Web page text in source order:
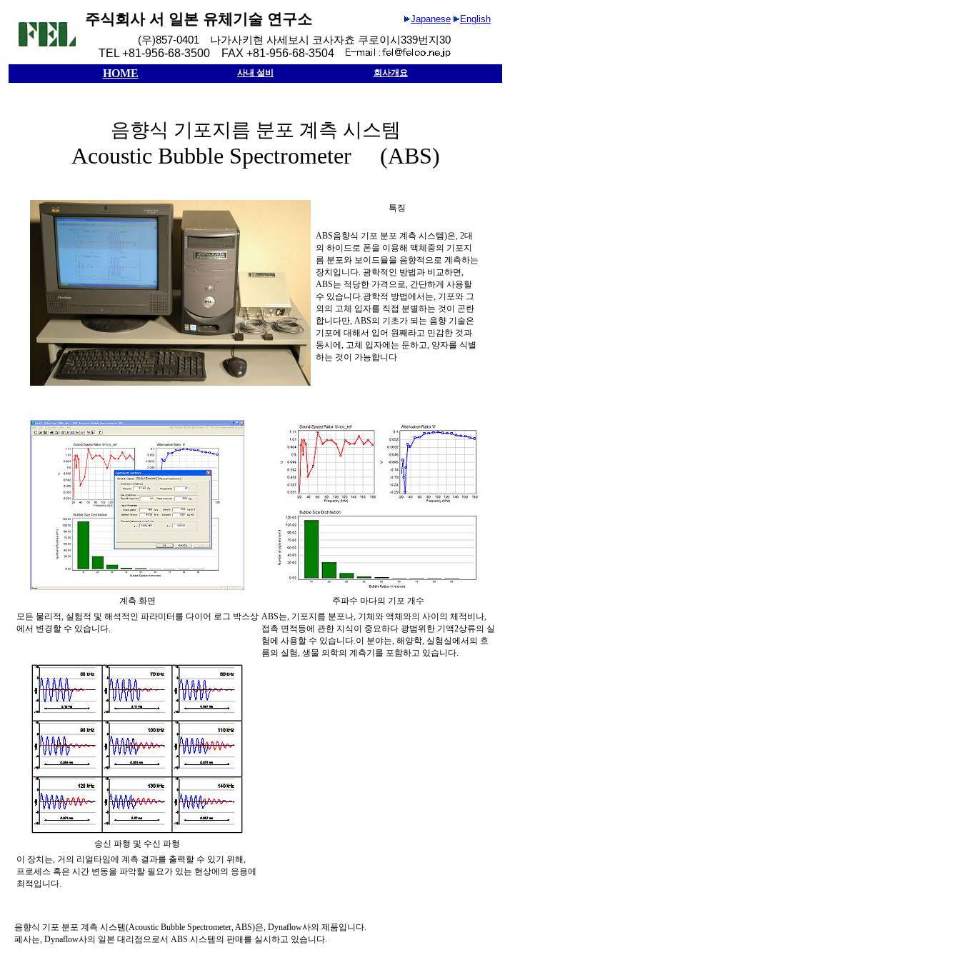
주식회사 서 일본 유체기술 연구소 Japanese English
(우)857-0401 나가사키현 사세보시 코사자쵸 쿠로이시 339번지 30
TEL +81-956-68-3500 FAX +81-956-68-3504
HOME
사내 설비 회사개요
음향식 기포지름 분포 계측 시스템
Acoustic Bubble Spectrometer (ABS)
특징
ABS음향식 기포 분포 계측 시스템)은, 2대
의 하이드로 폰을 이용해 액체중의 기포지
름 분포와 보이드율을 음향적으로 계측하는
장치입니다. 광학적인 방법과 비교하면,
ABS는 적당한 가격으로, 간단하게 사용할
수 있습니다.광학적 방법에서는, 기포와 그
외의 고체 입자를 직접 분별하는 것이 곤란
합니다만, ABS의 기초가 되는 음향 기술은
기포에 대해서 입어 원째라고 민감한 것과
동시에 , 고체 입자에는 둔하고, 양자를 식별
하는 것이 가능합니다
계측 화면
주파수 마다의 기포 개수
모든 물리적, 실험적 및 해석적인 파라미터를 다이어 로그 박스상
에서 변경할 수 있습니다.
ABS는, 기포지름 분포나, 기체와 액체와의 사이의 체적비나,
접촉 면적등에 관한 지식이 중요하다 광범위한 기액2상류의 실
험에 사용할 수 있습니다.이 분야는, 해양학, 실험실에서의 흐
름의 실험, 생물 의학의 계측기를 포함하고 있습니다.
송신 파형 및 수신 파형
이 장치는, 거의 리얼타임에 계측 결과를 출력할 수 있기 위해,
프로세스 혹은 시간 변동을 파악할 필요가 있는 현상에의 응용에
최적입니다.
음향식 기포 분포 계측 시스템(Acoustic Bubble Spectrometer, ABS)은, Dynaflow사의 제품입니다.
폐사는, Dynaflow사의 일본 대리점으로서 ABS 시스템의 판매를 실시하고 있습니다.